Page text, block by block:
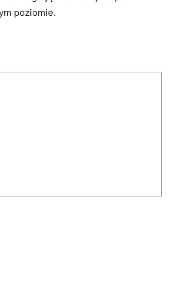
poziomie.